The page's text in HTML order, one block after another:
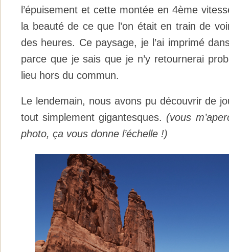
l’épuisement et cette montée en 4ème
la beauté de ce que l’on était en train de
des heures. Ce paysage, je l’ai imprimé
parce que je sais que je n’y retournerai
lieu hors du commun.
Le lendemain, nous avons pu découvrir de
tout simplement gigantesques. (vous
photo, ça vous donne l’échelle !)